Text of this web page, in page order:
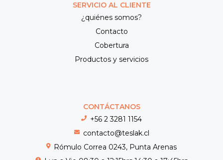
SERVICIO AL CLIENTE
¿quiénes somos?
Contacto
Cobertura
Productos y servicios
CONTÁCTANOS
+56 2 3281 1154
contacto@teslak.cl
Rómulo Correa 0243, Punta Arenas